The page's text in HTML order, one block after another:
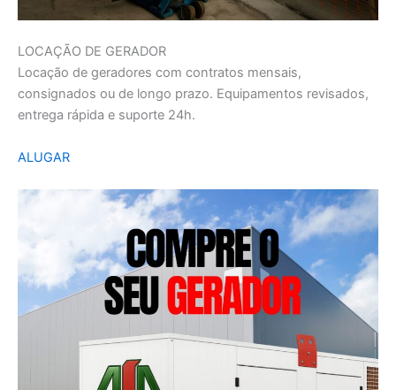
LOCAÇÃO DE GERADOR
Locação de geradores com contratos mensais,
consignados ou de longo prazo. Equipamentos revisados,
entrega rápida e suporte 24h.
ALUGAR